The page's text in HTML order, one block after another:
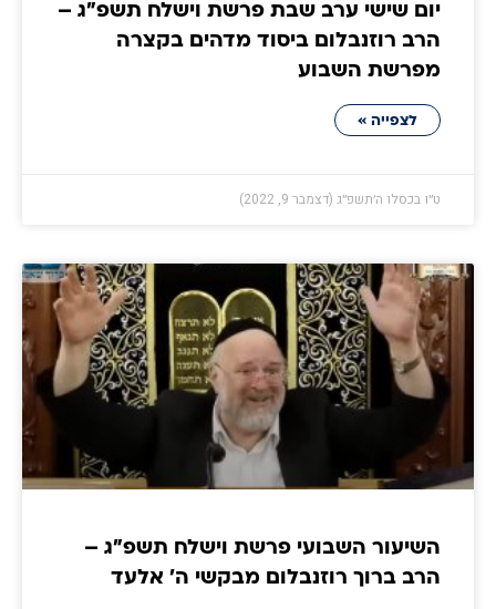
יום שישי ערב שבת פרשת וישלח תשפ"ג –
הרב רוזנבלום ביסוד מדהים בקצרה
מפרשת השבוע
לצפייה »
ט״ו בכסלו ה׳תשפ״ג (דצמבר 9, 2022)
השיעור השבועי פרשת וישלח תשפ"ג –
הרב ברוך רוזנבלום מבקשי ה' אלעד